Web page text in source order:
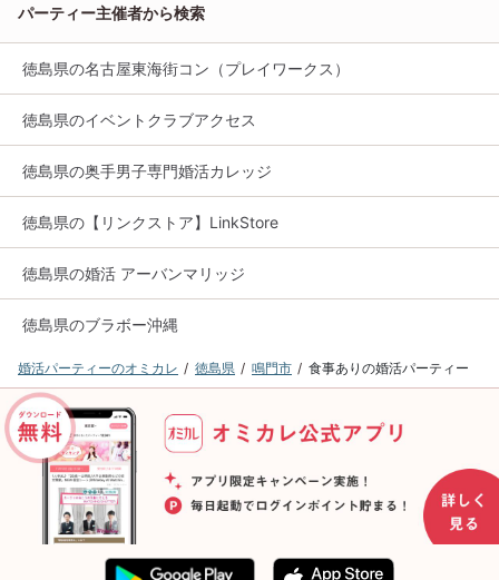
パーティー主催者から検索
徳島県の名古屋東海街コン（プレイワークス）
徳島県のイベントクラブアクセス
徳島県の奥手男子専門婚活カレッジ
徳島県の【リンクストア】LinkStore
徳島県の婚活 アーバンマリッジ
徳島県のブラボー沖縄
婚活パーティーのオミカレ 徳島県 鳴門市 食事ありの婚活パーティー